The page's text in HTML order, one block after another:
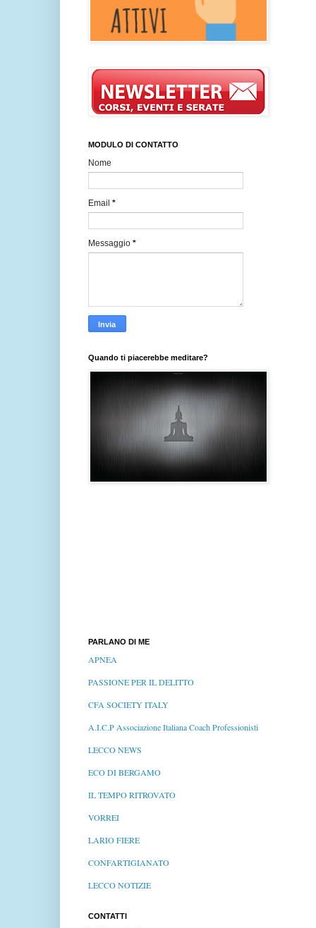
MODULO DI CONTATTO
Nome
Email *
Messaggio *
Quando ti piacerebbe meditare?
PARLANO DI ME
APNEA
PASSIONE PER IL DELITTO
CFA SOCIETY ITALY
A.I.C.P Associazione Italiana Coach Professionisti
LECCO NEWS
ECO DI BERGAMO
IL TEMPO RITROVATO
VORREI
LARIO FIERE
CONFARTIGIANATO
LECCO NOTIZIE
CONTATTI